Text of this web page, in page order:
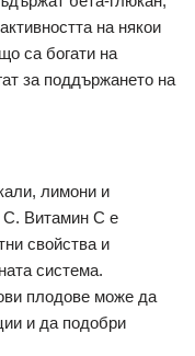
на някои
са богати на
за поддържането на
лимони и
C. Витамин C е
свойства и
система.
плодове може да
и да подобри